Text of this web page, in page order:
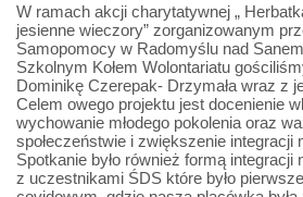
W ramach akcji charytatywnej „
jesienne wieczory” zorganizowanym
Samopomocy w Radomyślu nad
Szkolnym Kołem Wolontariatu
Dominikę Czerepak- Drzymała wraz z
Celem owego projektu jest docenienie
wychowanie młodego pokolenia oraz
społeczeństwie i zwiększenie integracji
Spotkanie było również formą
z uczestnikami ŚDS które było